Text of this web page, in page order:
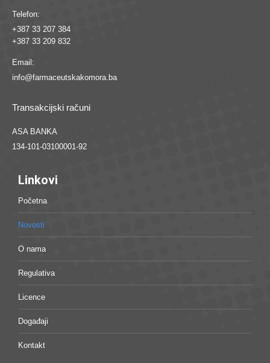
Telefon:
+387 33 207 384
+387 33 209 832
Email:
info@farmaceutskakomora.ba
Transakcijski računi
ASA BANKA
134-101-03100001-92
Linkovi
Početna
Novosti
O nama
Regulativa
Licence
Događaji
Kontakt